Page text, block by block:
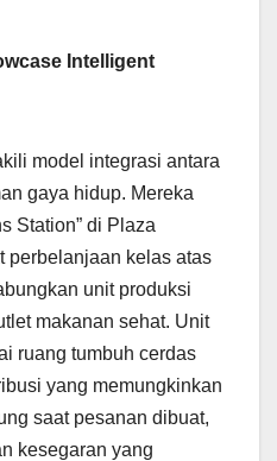
Intelligent
model integrasi antara
gaya hidup. Mereka
Station” di Plaza
perbelanjaan kelas atas
unit produksi
makanan sehat. Unit
ruang tumbuh cerdas
yang memungkinkan
saat pesanan dibuat,
kesegaran yang